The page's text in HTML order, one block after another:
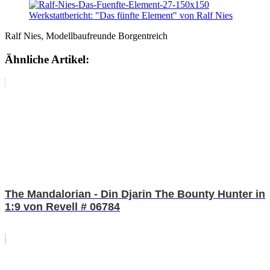
Ralf Nies, Modellbaufreunde Borgentreich
Ähnliche Artikel:
The Mandalorian - Din Djarin The Bounty Hunter in
1:9 von Revell # 06784